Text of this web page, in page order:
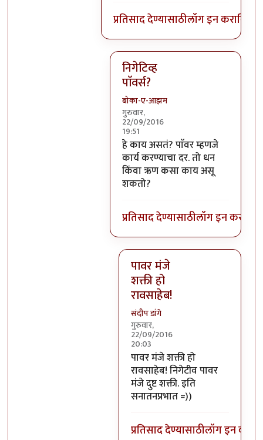
प्रतिसाद देण्यासाठीलॉग इन कराकिंवा
निगेटिव्ह
पाॅवर्स?
बोका-ए-आझम
गुरुवार,
22/09/2016
19:51
In reply toआजच्या भाषेत सांगायचं
हे काय असतं? पाॅवर म्हणजे
कार्य करण्याचा दर. तो धन
किंवा ऋण कसा काय असू
शकतो?
प्रतिसाद देण्यासाठीलॉग इन करा
पावर मंजे
शक्ती हो
रावसाहेब!
संदीप डांगे
गुरुवार,
22/09/2016
20:03
In reply toनिगेटिव्ह पाॅवर्स?
पावर मंजे शक्ती हो
रावसाहेब! निगेटीव पावर
मंजे दुष्ट शक्ती. इति
सनातनप्रभात =))
प्रतिसाद देण्यासाठीलॉग इन करा